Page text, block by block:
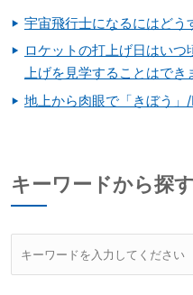
宇宙飛行士になるにはどう
ロケットの打上げ日はい
上げを見学することはでき
地上から肉眼で「きぼう」
キーワードから探す